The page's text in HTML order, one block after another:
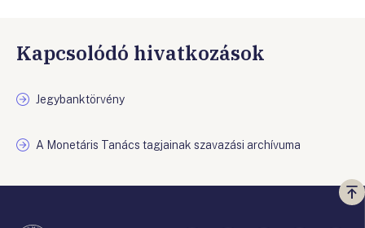
Kapcsolódó hivatkozások
Jegybanktörvény
A Monetáris Tanács tagjainak szavazási archívuma
a